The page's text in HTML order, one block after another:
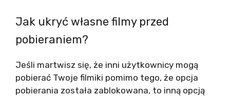
Jak ukryć własne filmy przed
pobieraniem?
Jeśli martwisz się, że inni użytkownicy mogą
pobierać Twoje filmiki pomimo tego, że opcja
pobierania została zablokowana, to inną opcją